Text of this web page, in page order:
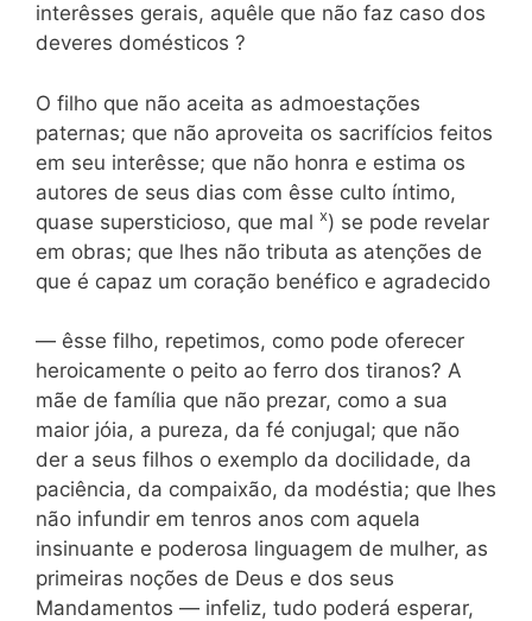
interêsses gerais, aquêle que não faz caso dos
deveres domésticos ?
O filho que não aceita as admoestações
paternas; que não aproveita os sacrifícios feitos
em seu interêsse; que não honra e estima os
autores de seus dias com êsse culto íntimo,
quase su­persticioso, que mal x) se pode revelar
em obras; que lhes não tri­buta as atenções de
que é capaz um coração benéfico e agradecido
— êsse filho, repetimos, como pode oferecer
heroicamente o peito ao ferro dos tiranos? A
mãe de família que não prezar, como a sua
maior jóia, a pureza, da fé conjugal; que não
der a seus filhos o exemplo da docilidade, da
paciência, da compaixão, da modéstia; que lhes
não infundir em tenros anos com aquela
insinuante e poderosa linguagem de mulher, as
primeiras noções de Deus e dos seus
Mandamentos — infeliz, tudo poderá esperar,